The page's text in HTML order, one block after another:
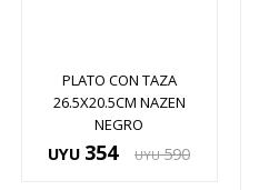
PLATO CON TAZA
26.5X20.5CM NAZEN
NEGRO
UYU 354 UYU 590